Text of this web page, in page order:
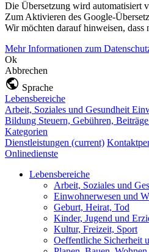
Die Übersetzung wird automatisiert
Zum Aktivieren des Google-
Wir möchten darauf hinweisen,
Mehr Informationen zum
Ok
Abbrechen
Sprache
Lebensbereiche
Arbeit, Soziales und Gesundheit
Bildung Steuern, Gebühren, Beiträge
Kategorien
Dienstleistungen (current)
Onlinedienste
Lebensbereiche
Arbeit, Soziales und
Einwohnerwesen und
Geburt, Heirat, Tod
Kinder, Jugend und
Kultur, Freizeit, Sport
Oeffentliche Sicherheit